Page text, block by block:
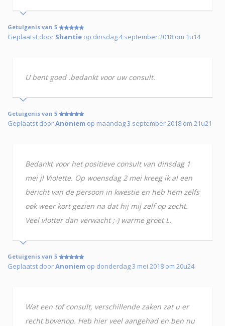
Getuigenis van 5
Geplaatst door Shantie op dinsdag 4 september 2018 om 1u14
U bent goed .bedankt voor uw consult.
Getuigenis van 5
Geplaatst doorAnoniem op maandag 3 september 2018 om 21u21
Bedankt voor het positieve consult van dinsdag 1
mei jl Violette. Op woensdag 2 mei kreeg ik al een
bericht van de persoon in kwestie en heb hem zelfs
ook weer kort gezien na dat hij mij zelf op zocht.
Veel vlotter dan verwacht ;-) warme groet L.
Getuigenis van 5
Geplaatst doorAnoniem op donderdag 3 mei 2018 om 20u24
Wat een tof consult, verschillende zaken zat u er
recht bovenop. Heb hier veel aangehad en ben nu